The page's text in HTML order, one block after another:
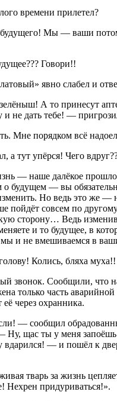
времени прилетел?
Мы — ваши
Говори!!
явно слабел и
А то принесут
и не дать тебе! —
Мне порядком всё
а тут упёрся! Чего
— наше далёкое
о будущем — вы
Но ведь это же —
пойдёт совсем по
сторону… Ведь
и то будущее, в
и не вмешиваемся в
Колись, бляха
звонок. Сообщили, что
только часть аварийной
её через охранника.
— сообщил
Ну, щас ты у меня
вдарился! — и пошёл к
тварь за жизнь
Нехрен придуриваться!».